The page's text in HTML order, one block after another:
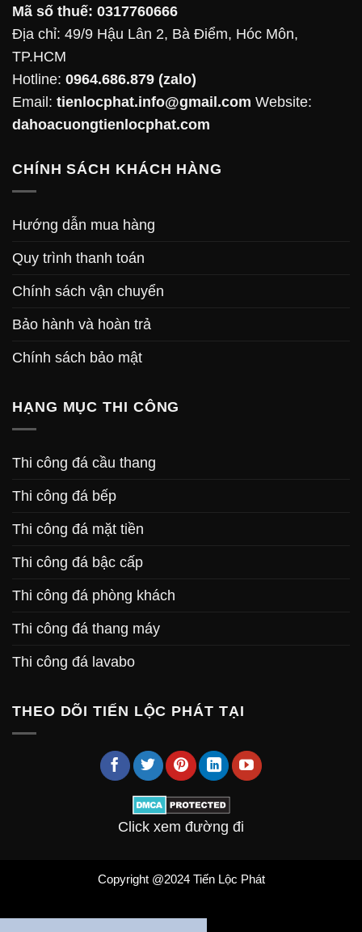
Mã số thuế: 0317760666
Địa chỉ: 49/9 Hậu Lân 2, Bà Điểm, Hóc Môn,
TP.HCM
Hotline: 0964.686.879 (zalo)
Email: tienlocphat.info@gmail.com Website:
dahoacuongtienlocphat.com
CHÍNH SÁCH KHÁCH HÀNG
Hướng dẫn mua hàng
Quy trình thanh toán
Chính sách vận chuyển
Bảo hành và hoàn trả
Chính sách bảo mật
HẠNG MỤC THI CÔNG
Thi công đá cầu thang
Thi công đá bếp
Thi công đá mặt tiền
Thi công đá bậc cấp
Thi công đá phòng khách
Thi công đá thang máy
Thi công đá lavabo
THEO DÕI TIẾN LỘC PHÁT TẠI
Click xem đường đi
Copyright @2024 Tiến Lộc Phát